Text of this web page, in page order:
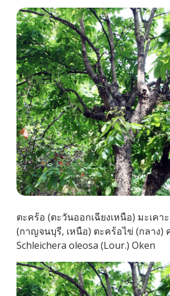
ตะคร้อ (ตะวันออกเฉียงเหนือ) มะเคา
(กาญจนบุรี, เหนือ) ตะคร้อไข่ (กลาง)
Schleichera oleosa (Lour.) Oken